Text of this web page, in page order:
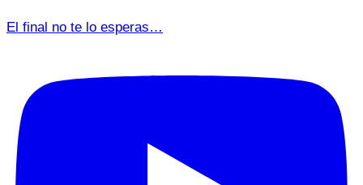
El final no te lo esperas…